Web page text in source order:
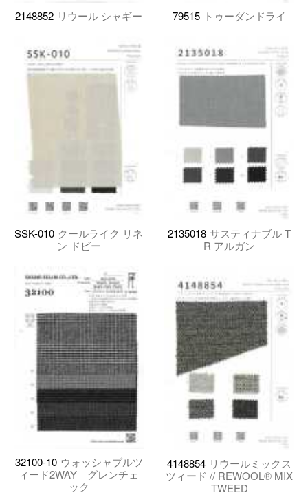
2148852 リウール シャギー 79515 トゥーダンドライ
SSK-010 クールライク リネ
ン ドビー
2135018 サスティナブル T
R アルガン
32100-10 ウォッシャブルツ
ィード2WAY グレンチェ
ック
4148854 リウールミックス
ツィード // REWOOL® MIX
TWEED